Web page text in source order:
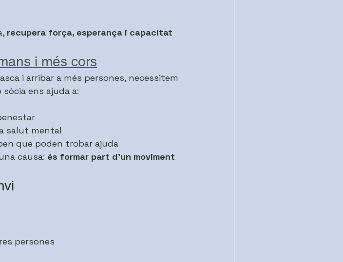
recupera força, esperança i capacitat
i més cors
i arribar a més persones, necessitem
ens ajuda a:
salut mental
que poden trobar ajuda
causa: és formar part d’un moviment
persones